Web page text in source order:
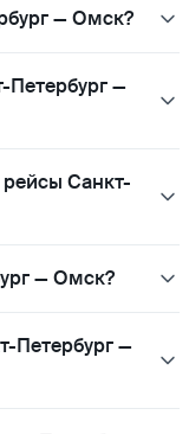
— Омск?
Петербург —
Санкт-
— Омск?
Петербург —